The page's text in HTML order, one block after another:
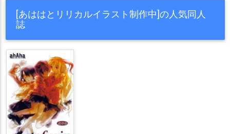
[あははとリリカルイラスト制作中]の人気同人
誌